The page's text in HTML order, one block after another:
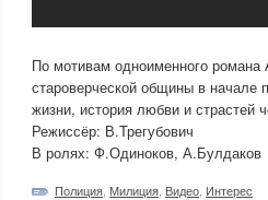
По мотивам одноименного
староверческой общины в начале
жизни, история любви и страстей
Режиссёр: В.Трегубович
В ролях: Ф.Одиноков, А.Булдаков
Полиция Милиция Видео Интерес